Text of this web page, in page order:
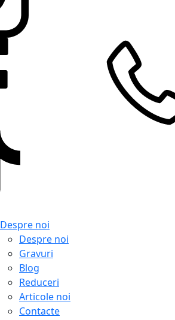
Despre noi
Despre noi
Gravuri
Blog
Reduceri
Articole noi
Contacte